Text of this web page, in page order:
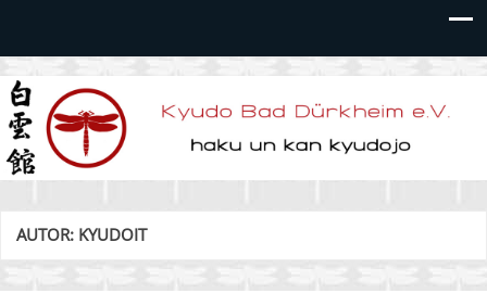
Kyudo Bad Dürkheim e.V.
AUTOR: KYUDOIT